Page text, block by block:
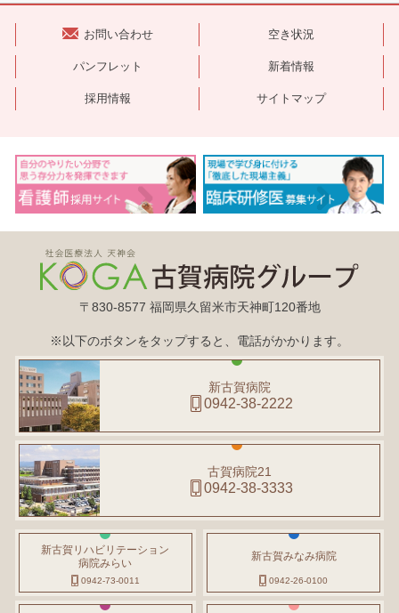
お問い合わせ 空き状況
パンフレット 新着情報
採用情報 サイトマップ
〒830-8577 福岡県久留米市天神町120番地
※以下のボタンをタップすると、電話がかかります。
新古賀病院
0942-38-2222
古賀病院21
0942-38-3333
新古賀リハビリテーション
病院みらい
0942-73-0011
新古賀みなみ病院
0942-26-0100